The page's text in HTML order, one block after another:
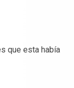
que esta había